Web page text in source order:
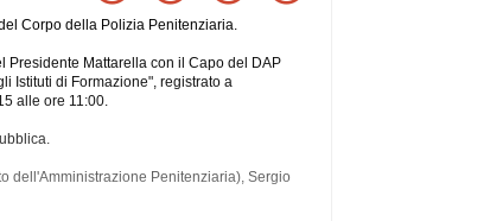
Corpo della Polizia Penitenziaria.
Presidente Mattarella con il Capo del DAP
Istituti di Formazione", registrato a
alle ore 11:00.
dell'Amministrazione Penitenziaria), Sergio